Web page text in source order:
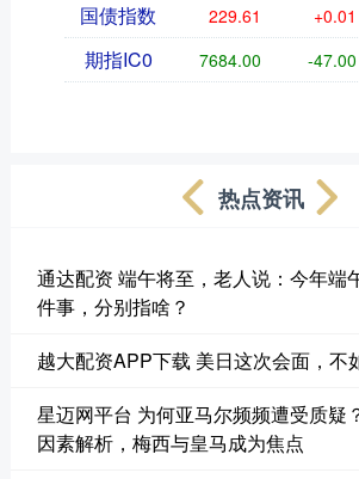
国债指数 229.61 +0.01
期指IC0 7684.00 -47.00
热点资讯
通达配资 端午将至，老人说：今年端
件事，分别指啥？
越大配资APP下载 美日这次会面，不
星迈网平台 为何亚马尔频频遭受质疑
因素解析，梅西与皇马成为焦点